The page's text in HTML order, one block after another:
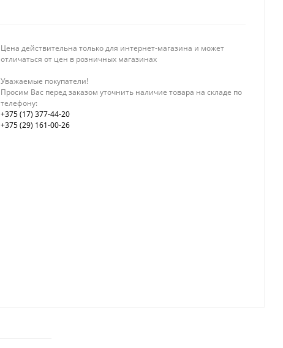
Цена действительна только для интернет-магазина и может
отличаться от цен в розничных магазинах
Уважаемые покупатели!
Просим Вас перед заказом уточнить наличие товара на складе по
телефону:
+375 (17) 377-44-20
+375 (29) 161-00-26